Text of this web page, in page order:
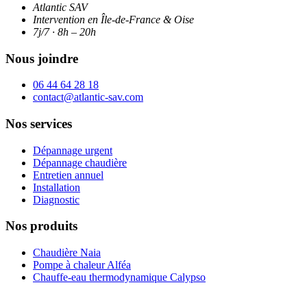
Atlantic SAV
Intervention en Île-de-France & Oise
7j/7 · 8h – 20h
Nous joindre
06 44 64 28 18
contact@atlantic-sav.com
Nos services
Dépannage urgent
Dépannage chaudière
Entretien annuel
Installation
Diagnostic
Nos produits
Chaudière Naia
Pompe à chaleur Alféa
Chauffe-eau thermodynamique Calypso